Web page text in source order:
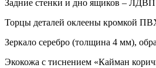
Задние стенки и дно ящиков –
Торцы деталей оклеены кромкой
Зеркало серебро (толщина 4 мм),
Экокожа с тиснением «Кайман